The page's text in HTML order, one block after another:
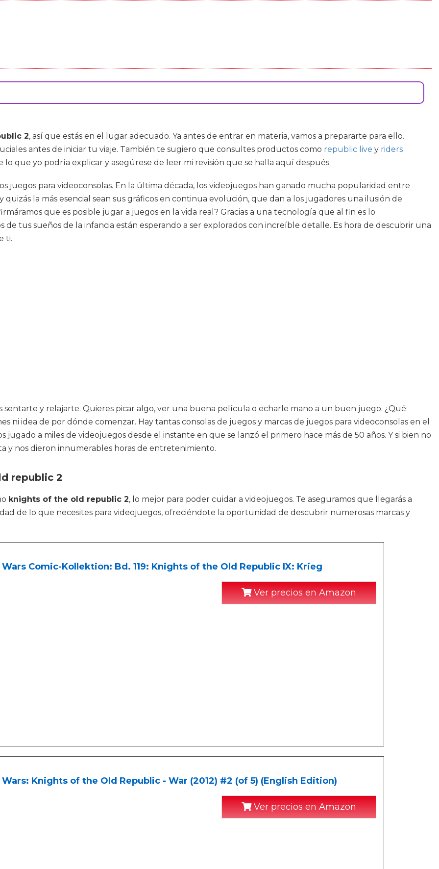
2, así que estás en el lugar adecuado. Ya antes de entrar en materia, vamos a prepararte para ello.
antes de iniciar tu viaje. También te sugiero que consultes productos como republic live y riders
lo que yo podría explicar y asegúrese de leer mi revisión que se halla aquí después.
juegos para videoconsolas. En la última década, los videojuegos han ganado mucha popularidad entre
quizás la más esencial sean sus gráficos en continua evolución, que dan a los jugadores una ilusión de
que es posible jugar a juegos en la vida real? Gracias a una tecnología que al fin es lo
tus sueños de la infancia están esperando a ser explorados con increíble detalle. Es hora de descubrir una
ti.
y relajarte. Quieres picar algo, ver una buena película o echarle mano a un buen juego. ¿Qué
ni idea de por dónde comenzar. Hay tantas consolas de juegos y marcas de juegos para videoconsolas en el
a miles de videojuegos desde el instante en que se lanzó el primero hace más de 50 años. Y si bien no
y nos dieron innumerables horas de entretenimiento.
republic 2
knights of the old republic 2, lo mejor para poder cuidar a videojuegos. Te aseguramos que llegarás a
de lo que necesites para videojuegos, ofreciéndote la oportunidad de descubrir numerosas marcas y
Comic-Kollektion: Bd. 119: Knights of the Old Republic IX: Krieg
Ver precios en Amazon
Knights of the Old Republic - War (2012) #2 (of 5) (English Edition)
Ver precios en Amazon